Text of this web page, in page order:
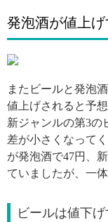
発泡酒が値上げ
引用: https://i.pinimg.com/564x/
またビールと発泡
値上げされると予
新ジャンルの第3の
差が小さくなって
が発泡酒で47円、
ていましたが、一
ビールは値下げ